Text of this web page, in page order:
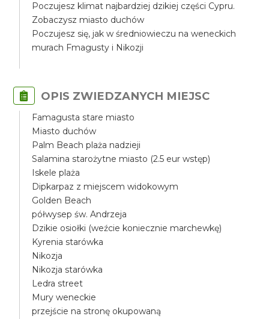
Poczujesz klimat najbardziej dzikiej części Cypru.
Zobaczysz miasto duchów
Poczujesz się, jak w średniowieczu na weneckich
murach Fmagusty i Nikozji
OPIS ZWIEDZANYCH MIEJSC
Famagusta stare miasto
Miasto duchów
Palm Beach plaża nadzieji
Salamina starożytne miasto (2.5 eur wstęp)
Iskele plaża
Dipkarpaz z miejscem widokowym
Golden Beach
półwysep św. Andrzeja
Dzikie osiołki (weźcie koniecznie marchewkę)
Kyrenia starówka
Nikozja
Nikozja starówka
Ledra street
Mury weneckie
przejście na stronę okupowaną